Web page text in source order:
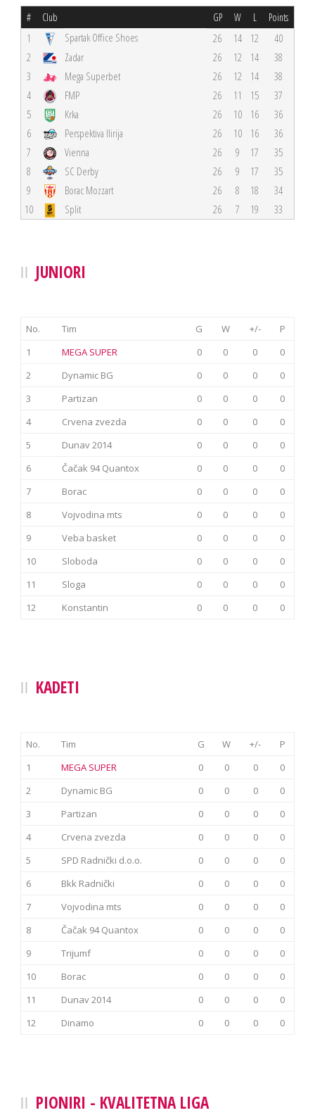
# Club GP W L Points
1 Spartak Office Shoes 26 14 12
40
2
Zadar 26 12 14
38
3
Mega Superbet 26 12 14
38
4
FMP 26 11 15
37
5
Krka 26 10 16
36
6
Perspektiva Ilirija 26 10 16
36
7
Vienna 26 9 17
35
8
SC Derby 26 9 17
35
9
Borac Mozzart 26 8 18
34
10
Split 26 7 19 33
JUNIORI
No. Tim G W +/-
P
1
MEGA SUPER 0 0 0
0
2
Dynamic BG 0 0 0
0
3
Partizan 0 0 0
0
4
Crvena zvezda 0 0 0
0
5
Dunav 2014 0 0 0
0
6
Čačak 94 Quantox 0 0 0
0
7
Borac 0 0 0
0
8
Vojvodina mts 0 0 0
0
9
Veba basket 0 0 0
0
10
Sloboda 0 0 0
0
11
Sloga 0 0 0
0
12
Konstantin 0 0 0 0
KADETI
No. Tim G W +/-
P
1
MEGA SUPER 0 0 0
0
2
Dynamic BG 0 0 0
0
3
Partizan 0 0 0
0
4
Crvena zvezda 0 0 0
0
5
SPD Radnički d.o.o. 0 0 0
0
6
Bkk Radnički 0 0 0
0
7
Vojvodina mts 0 0 0
0
8
Čačak 94 Quantox 0 0 0
0
9
Trijumf 0 0 0
0
10
Borac 0 0 0
0
11
Dunav 2014 0 0 0
0
12
Dinamo 0 0 0 0
PIONIRI - KVALITETNA LIGA